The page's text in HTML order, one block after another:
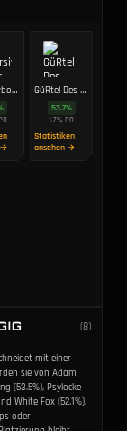
Rekursivbogen
→
GüRtel Des Riesen
53.7%
1.7%PR
Statistiken
ansehen →
(8)
mit einer
sie von Adam
(53.5%), Psylocke
White Fox (52.1%).
oder